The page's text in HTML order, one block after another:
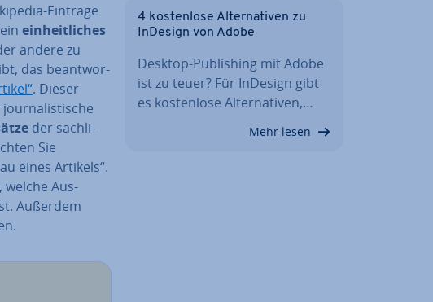
Einträge
ein­heit­li­ches
andere zu
das be­ant­wor­
. Dieser
der sach­li­
Sie
eines Artikels“.
welche Aus­
Außerdem
4 kos­ten­lo­se Al­ter­na­ti­ven zu
InDesign von Adobe
Desktop-Pu­bli­shing mit Adobe
ist zu teuer? Für InDesign gibt
es kos­ten­lo­se Al­ter­na­ti­ven,…
Mehr lesen